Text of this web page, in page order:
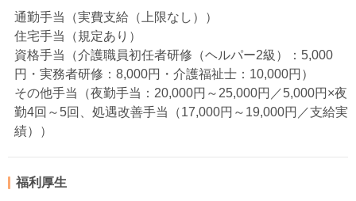
通勤手当（実費支給（上限なし））
住宅手当（規定あり）
資格手当（介護職員初任者研修（ヘルパー2級）：5,000
円・実務者研修：8,000円・介護福祉士：10,000円）
その他手当（夜勤手当：20,000円～25,000円／5,000円×夜
勤4回～5回、処遇改善手当（17,000円～19,000円／支給実
績））
福利厚生